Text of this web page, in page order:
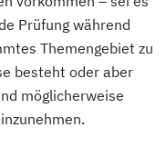
- Master
Prüfung während
Themengebiet zu
besteht oder aber
möglicherweise